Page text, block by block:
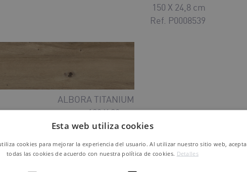
150 X 24,8 cm
Ref. P0008539
ALBORA TITANIUM
120 X 20 cm
Ref. P0008544
Esta web utiliza cookies
cookies para mejorar la experiencia del usuario. Al utilizar nuestro sitio web, acepta
todas las cookies de acuerdo con nuestra política de cookies. Detalles